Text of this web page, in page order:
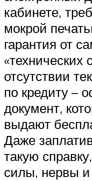
кабинете,
мокрой
гарантия от
«технических
отсутствии
по кредиту –
документ,
выдают
Даже
такую
силы, нервы и